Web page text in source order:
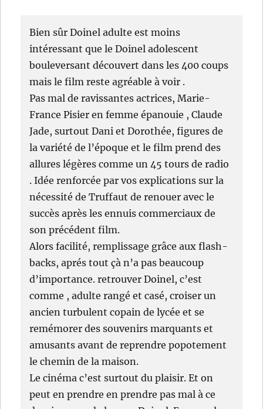
Bien sûr Doinel adulte est moins
intéressant que le Doinel adolescent
bouleversant découvert dans les 400 coups
mais le film reste agréable à voir .
Pas mal de ravissantes actrices, Marie-
France Pisier en femme épanouie , Claude
Jade, surtout Dani et Dorothée, figures de
la variété de l’époque et le film prend des
allures légères comme un 45 tours de radio
. Idée renforcée par vos explications sur la
nécessité de Truffaut de renouer avec le
succès après les ennuis commerciaux de
son précédent film.
Alors facilité, remplissage grâce aux flash-
backs, aprés tout çà n’a pas beaucoup
d’importance. retrouver Doinel, c’est
comme , adulte rangé et casé, croiser un
ancien turbulent copain de lycée et se
remémorer des souvenirs marquants et
amusants avant de reprendre popotement
le chemin de la maison.
Le cinéma c’est surtout du plaisir. Et on
peut en prendre en prendre pas mal à ce